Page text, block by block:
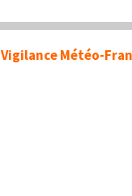
Vigilance Météo-